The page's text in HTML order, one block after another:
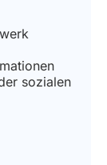
sozialen